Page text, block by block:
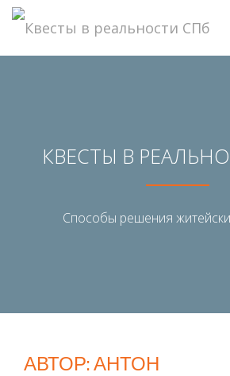
к
КВЕСТЫ В
Способы решения
АВТОР:АНТОН